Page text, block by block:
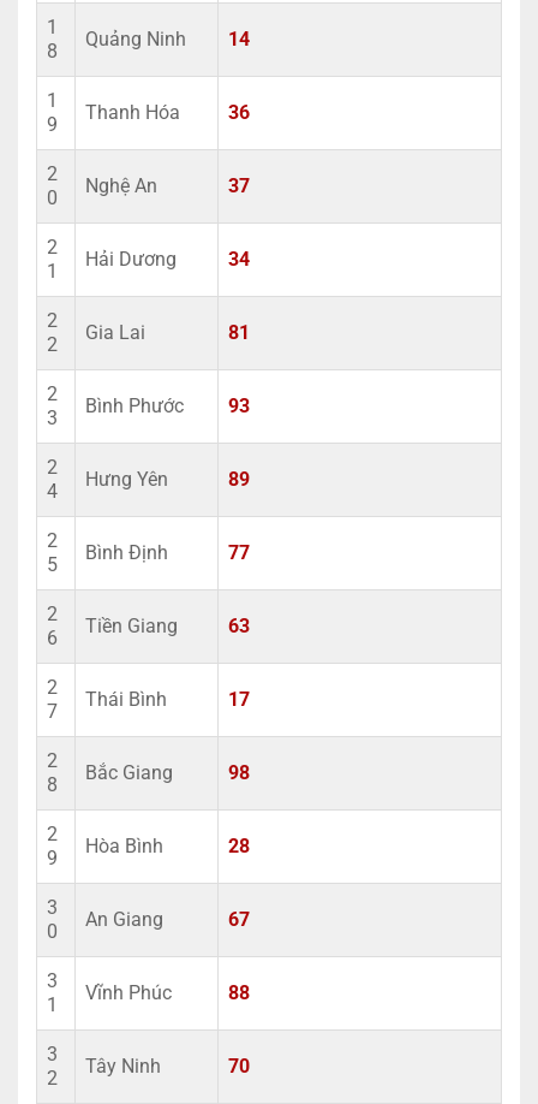
1
8
Quảng Ninh 14
1
9
Thanh Hóa 36
2
0
Nghệ An 37
2
1
Hải Dương 34
2
2
Gia Lai 81
2
3
Bình Phước 93
2
4
Hưng Yên 89
2
5
Bình Định 77
2
6
Tiền Giang 63
2
7
Thái Bình 17
2
8
Bắc Giang 98
2
9
Hòa Bình 28
3
0
An Giang 67
3
1
Vĩnh Phúc 88
3
2
Tây Ninh 70